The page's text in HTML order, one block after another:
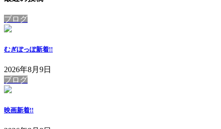
ブログ
むぎぽっぽ新着!!
2026年8月9日
ブログ
映画新着!!